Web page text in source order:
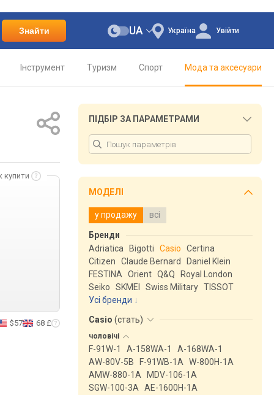
Знайти Україна
UA Увійти
Інструмент Туризм Спорт Мода та аксесуари
купити
$57 68 £
ПІДБІР ЗА ПАРАМЕТРАМИ
МОДЕЛІ
у продажу всі
Бренди
Adriatica
Bigotti Casio
Certina
Citizen
Claude Bernard
Daniel Klein
FESTINA
Orient Q&Q
Royal London
Seiko
SKMEI Swiss Military TISSOT
Усі бренди
Casio (стать)
чоловічі
F-91W-1 A-158WA-1
A-168WA-1
AW-80V-5B
F-91WB-1A
W-800H-1A
AMW-880-1A
MDV-106-1A
SGW-100-3A
AE-1600H-1A